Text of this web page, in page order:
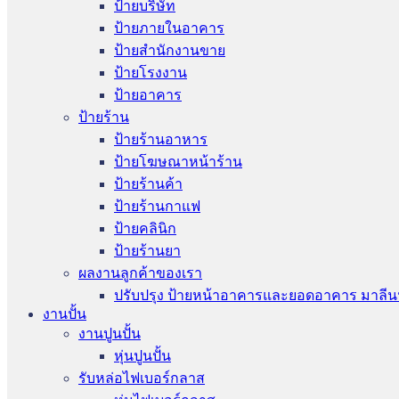
ป้ายบริษัท
ป้ายภายในอาคาร
ป้ายสำนักงานขาย
ป้ายโรงงาน
ป้ายอาคาร
ป้ายร้าน
ป้ายร้านอาหาร
ป้ายโฆษณาหน้าร้าน
ป้ายร้านค้า
ป้ายร้านกาแฟ
ป้ายคลินิก
ป้ายร้านยา
ผลงานลูกค้าของเรา
ปรับปรุง ป้ายหน้าอาคารและยอดอาคาร มาลี
งานปั้น
งานปูนปั้น
หุ่นปูนปั้น
รับหล่อไฟเบอร์กลาส